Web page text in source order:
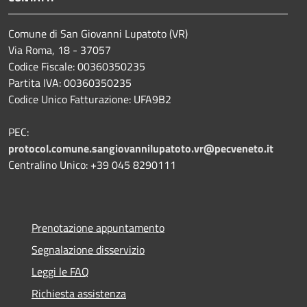
Comune di San Giovanni Lupatoto (VR)
Via Roma, 18 - 37057
Codice Fiscale: 00360350235
Partita IVA: 00360350235
Codice Unico Fatturazione: UFA9B2
PEC:
protocol.comune.sangiovannilupatoto.vr@pecveneto.it
Centralino Unico: +39 045 8290111
Prenotazione appuntamento
Segnalazione disservizio
Leggi le FAQ
Richiesta assistenza